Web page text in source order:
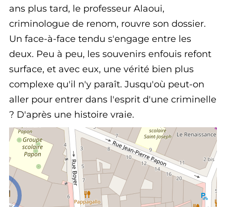
ans plus tard, le professeur Alaoui,
criminologue de renom, rouvre son dossier.
Un face-à-face tendu s'engage entre les
deux. Peu à peu, les souvenirs enfouis refont
surface, et avec eux, une vérité bien plus
complexe qu'il n'y paraît. Jusqu'où peut-on
aller pour entrer dans l'esprit d'une criminelle
? D'après une histoire vraie.